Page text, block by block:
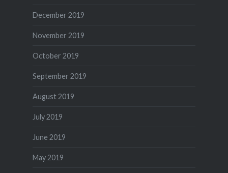
December 2019
November 2019
October 2019
September 2019
August 2019
July 2019
June 2019
May 2019